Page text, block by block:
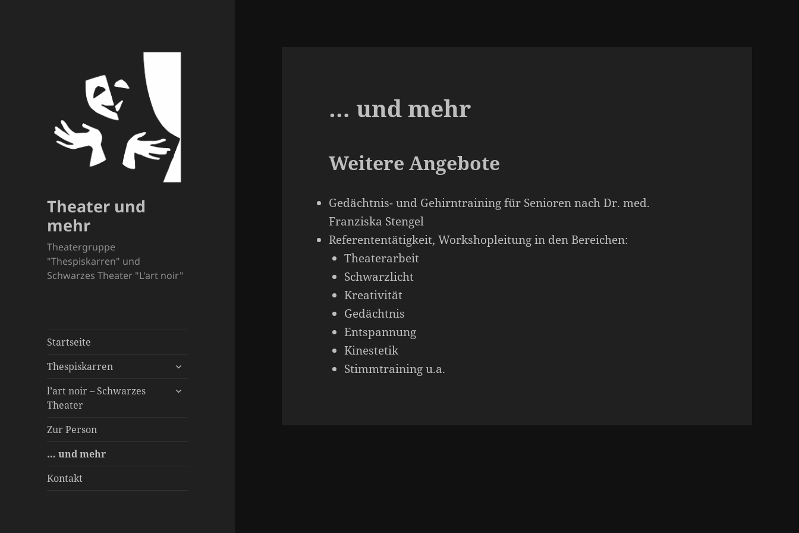
Theater und
mehr
Theatergruppe
"Thespiskarren" und
Schwarzes Theater "L'art noir"
Startseite
Thespiskarren
untermenü
Spielstücke
l’art noir – Schwarzes
Theater
untermenü
Über uns
Inszenierungen
Besonderer Service
Zur Person
… und mehr
Kontakt
… und mehr
Weitere Angebote
Gedächtnis- und Gehirntraining für Senioren nach Dr. med.
Franziska Stengel
Referententätigkeit, Workshopleitung in den Bereichen:
Theaterarbeit
Schwarzlicht
Kreativität
Gedächtnis
Entspannung
Kinestetik
Stimmtraining u.a.